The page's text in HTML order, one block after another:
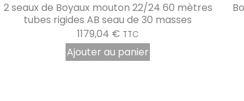
Boyau mouton 22/24 60 mètres AB 24 pots de 2
masses
930,51 € TTC
Ajouter au panier